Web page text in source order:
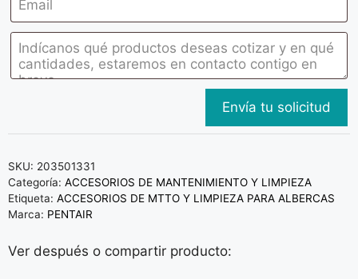
SKU: 203501331
Categoría: ACCESORIOS DE MANTENIMIENTO Y LIMPIEZA
Etiqueta: ACCESORIOS DE MTTO Y LIMPIEZA PARA ALBERCAS
Marca: PENTAIR
Ver después o compartir producto: